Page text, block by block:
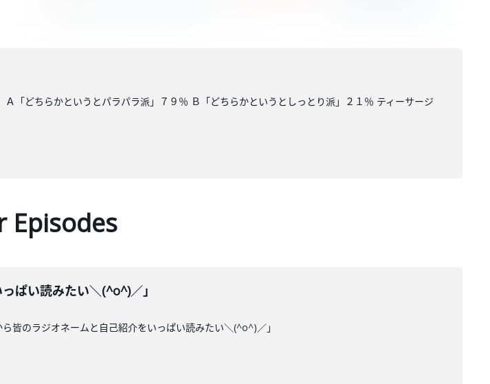
「どちらかというとパラパラ派」７９％ Ｂ「どちらかというとしっとり派」２１％ ティーサージ
Episodes
ぱい読みたい＼(^o^)／」
皆のラジオネームと自己紹介をいっぱい読みたい＼(^o^)／」